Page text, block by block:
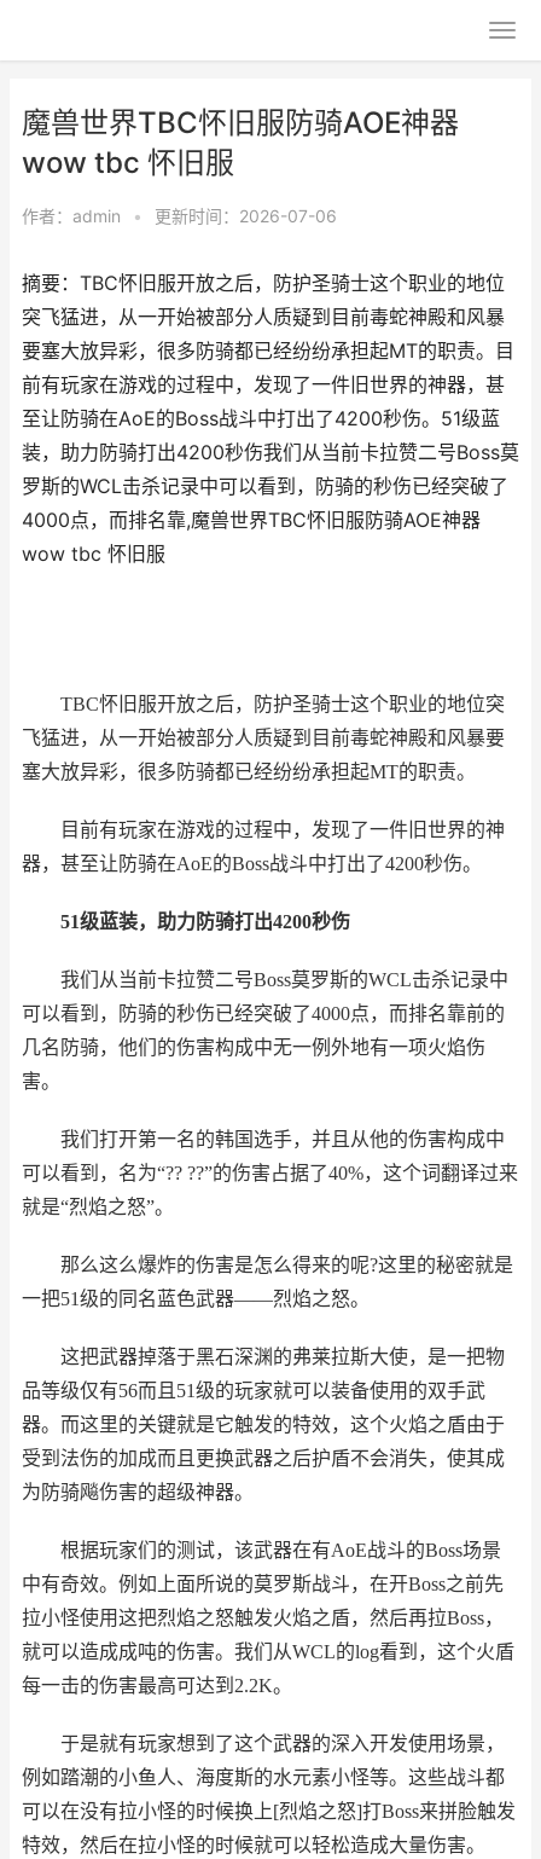
魔兽世界TBC怀旧服防骑AOE神器
wow tbc 怀旧服
作者： admin • 更新时间：2026-07-06
摘要：TBC怀旧服开放之后，防护圣骑士这个职业的地位
突飞猛进，从一开始被部分人质疑到目前毒蛇神殿和风暴
要塞大放异彩，很多防骑都已经纷纷承担起MT的职责。目
前有玩家在游戏的过程中，发现了一件旧世界的神器，甚
至让防骑在AoE的Boss战斗中打出了4200秒伤。51级蓝
装，助力防骑打出4200秒伤我们从当前卡拉赞二号Boss莫
罗斯的WCL击杀记录中可以看到，防骑的秒伤已经突破了
4000点，而排名靠,魔兽世界TBC怀旧服防骑AOE神器
wow tbc 怀旧服
TBC怀旧服开放之后，防护圣骑士这个职业的地位突
飞猛进，从一开始被部分人质疑到目前毒蛇神殿和风暴要
塞大放异彩，很多防骑都已经纷纷承担起MT的职责。
目前有玩家在游戏的过程中，发现了一件旧世界的神
器，甚至让防骑在AoE的Boss战斗中打出了4200秒伤。
51级蓝装，助力防骑打出4200秒伤
我们从当前卡拉赞二号Boss莫罗斯的WCL击杀记录中
可以看到，防骑的秒伤已经突破了4000点，而排名靠前的
几名防骑，他们的伤害构成中无一例外地有一项火焰伤
害。
我们打开第一名的韩国选手，并且从他的伤害构成中
可以看到，名为“?? ??”的伤害占据了40%，这个词翻译过来
就是“烈焰之怒”。
那么这么爆炸的伤害是怎么得来的呢?这里的秘密就是
一把51级的同名蓝色武器——烈焰之怒。
这把武器掉落于黑石深渊的弗莱拉斯大使，是一把物
品等级仅有56而且51级的玩家就可以装备使用的双手武
器。而这里的关键就是它触发的特效，这个火焰之盾由于
受到法伤的加成而且更换武器之后护盾不会消失，使其成
为防骑飚伤害的超级神器。
根据玩家们的测试，该武器在有AoE战斗的Boss场景
中有奇效。例如上面所说的莫罗斯战斗，在开Boss之前先
拉小怪使用这把烈焰之怒触发火焰之盾，然后再拉Boss，
就可以造成成吨的伤害。我们从WCL的log看到，这个火盾
每一击的伤害最高可达到2.2K。
于是就有玩家想到了这个武器的深入开发使用场景，
例如踏潮的小鱼人、海度斯的水元素小怪等。这些战斗都
可以在没有拉小怪的时候换上[烈焰之怒]打Boss来拼脸触发
特效，然后在拉小怪的时候就可以轻松造成大量伤害。